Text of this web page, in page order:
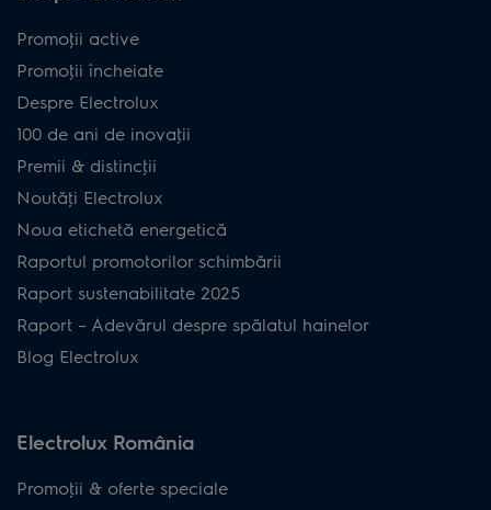
Promoţii active
Promoţii încheiate
Despre Electrolux
100 de ani de inovaţii
Premii & distincţii
Noutăţi Electrolux
Noua etichetă energetică
Raportul promotorilor schimbării
Raport sustenabilitate 2025
Raport – Adevărul despre spălatul hainelor
Blog Electrolux
Electrolux România
Promoţii & oferte speciale